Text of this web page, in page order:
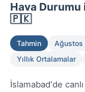
Hava Durumu
🇵🇰
Tahmin Ağustos
Yıllık Ortalamalar
İslamabad'de